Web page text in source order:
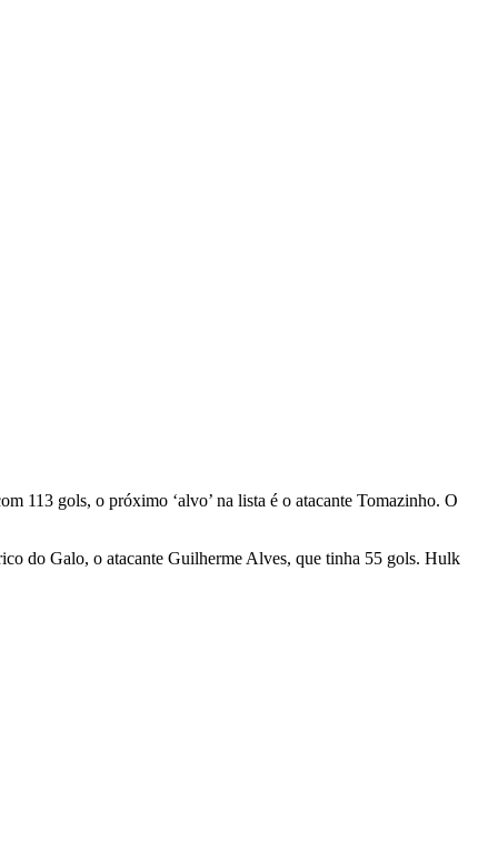
113 gols, o próximo ‘alvo’ na lista é o atacante Tomazinho. O
do Galo, o atacante Guilherme Alves, que tinha 55 gols. Hulk